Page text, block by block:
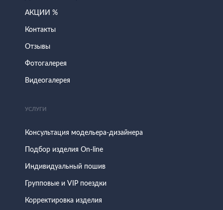
АКЦИИ %
Контакты
Отзывы
Фотогалерея
Видеогалерея
УСЛУГИ
Консультация модельера-дизайнера
Подбор изделия On-line
Индивидуальный пошив
Групповые и VIP поездки
Корректировка изделия